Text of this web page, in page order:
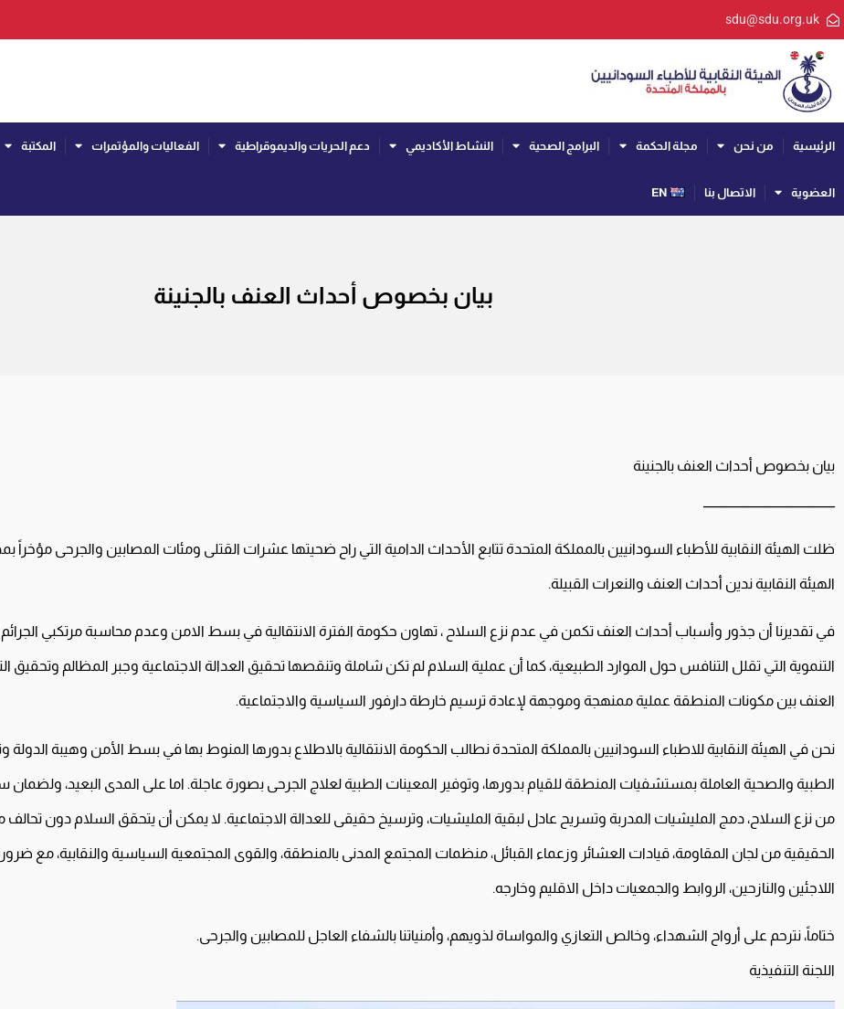
sdu@sdu.org.uk
الرئيسية من نحن مجلة الحكمة البرامج الصحية النشاط الأكاديمي دعم الحريات والديموقراطية الفعاليات والمؤتمرات المكتبة
العضوية الاتصال بنا EN
بيان بخصوص أحداث العنف بالجنينة
بيان بخصوص أحداث العنف بالجنينة
ظلت الهيئة النقابية للأطباء السودانيين بالمملكة المتحدة تتابع الأحداث الدامية التي راح ضحيتها عشرات القتلى ومئات المصابين والجرحى مؤخراً
الهيئة النقابية ندين أحداث العنف والنعرات القبيلة.
في تقديرنا أن جذور وأسباب أحداث العنف تكمن في عدم نزع السلاح ، تهاون حكومة الفترة الانتقالية في بسط الامن وعدم محاسبة مرتكبي
التنموية التي تقلل التنافس حول الموارد الطبيعية، كما أن عملية السلام لم تكن شاملة وتنقصها تحقيق العدالة الاجتماعية وجبر المظالم وتحقيق
العنف بين مكونات المنطقة عملية ممنهجة وموجهة لإعادة ترسيم خارطة دارفور السياسية والاجتماعية.
نحن في الهيئة النقابية للاطباء السودانيين بالمملكة المتحدة نطالب الحكومة الانتقالية بالاطلاع بدورها المنوط بها في بسط الأمن وهيبة الدولة
الطبية والصحية العاملة بمستشفيات المنطقة للقيام بدورها، وتوفير المعينات الطبية لعلاج الجرحى بصورة عاجلة. اما على المدى البعيد،
من نزع السلاح، دمج المليشيات المدربة وتسريح عادل لبقية المليشيات، وترسيخ حقيقى للعدالة الاجتماعية. لا يمكن أن يتحقق السلام دون
الحقيقية من لجان المقاومة، قيادات العشائر وزعماء القبائل، منظمات المجتمع المدنى بالمنطقة، والقوى المجتمعية السياسية والنقابية،
اللاجئين والنازحين، الروابط والجمعيات داخل الاقليم وخارجه.
ختاماً، نترحم على أرواح الشهداء، وخالص التعازي والمواساة لذويهم، وأمنياتنا بالشفاء العاجل للمصابين والجرحى.
اللجنة التنفيذية